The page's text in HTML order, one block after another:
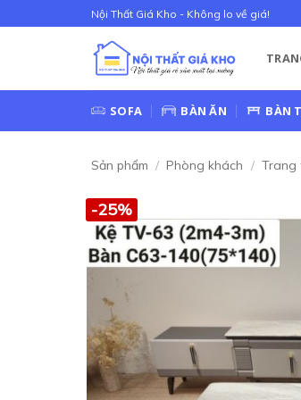
qua
Nội Thất Giá Kho - Không lo về giá!
SOFA BÀN ĂN BÀN
Sản phẩm / Phòng khách / Trang
-25%